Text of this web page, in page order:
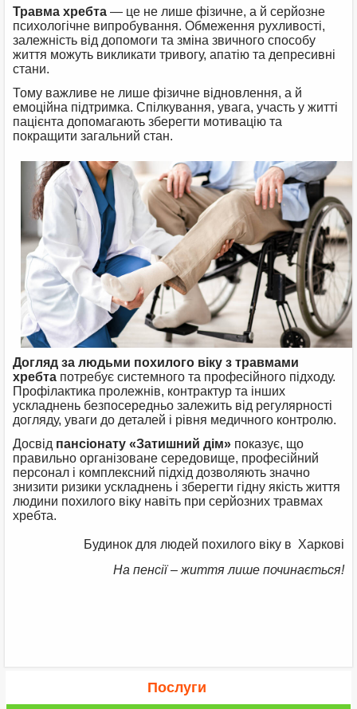
Травма хребта — це не лише фізичне, а й серйозне
психологічне випробування. Обмеження рухливості,
залежність від допомоги та зміна звичного способу
життя можуть викликати тривогу, апатію та депресивні
стани.
Тому важливе не лише фізичне відновлення, а й
емоційна підтримка. Спілкування, увага, участь у житті
пацієнта допомагають зберегти мотивацію та
покращити загальний стан.
Догляд за людьми похилого віку з травмами
хребта потребує системного та професійного підходу.
Профілактика пролежнів, контрактур та інших
ускладнень безпосередньо залежить від регулярності
догляду, уваги до деталей і рівня медичного контролю.
Досвід пансіонату «Затишний дім» показує, що
правильно організоване середовище, професійний
персонал і комплексний підхід дозволяють значно
знизити ризики ускладнень і зберегти гідну якість життя
людини похилого віку навіть при серйозних травмах
хребта.
Будинок для людей похилого віку в Харкові
На пенсії – життя лише починається!
Послуги